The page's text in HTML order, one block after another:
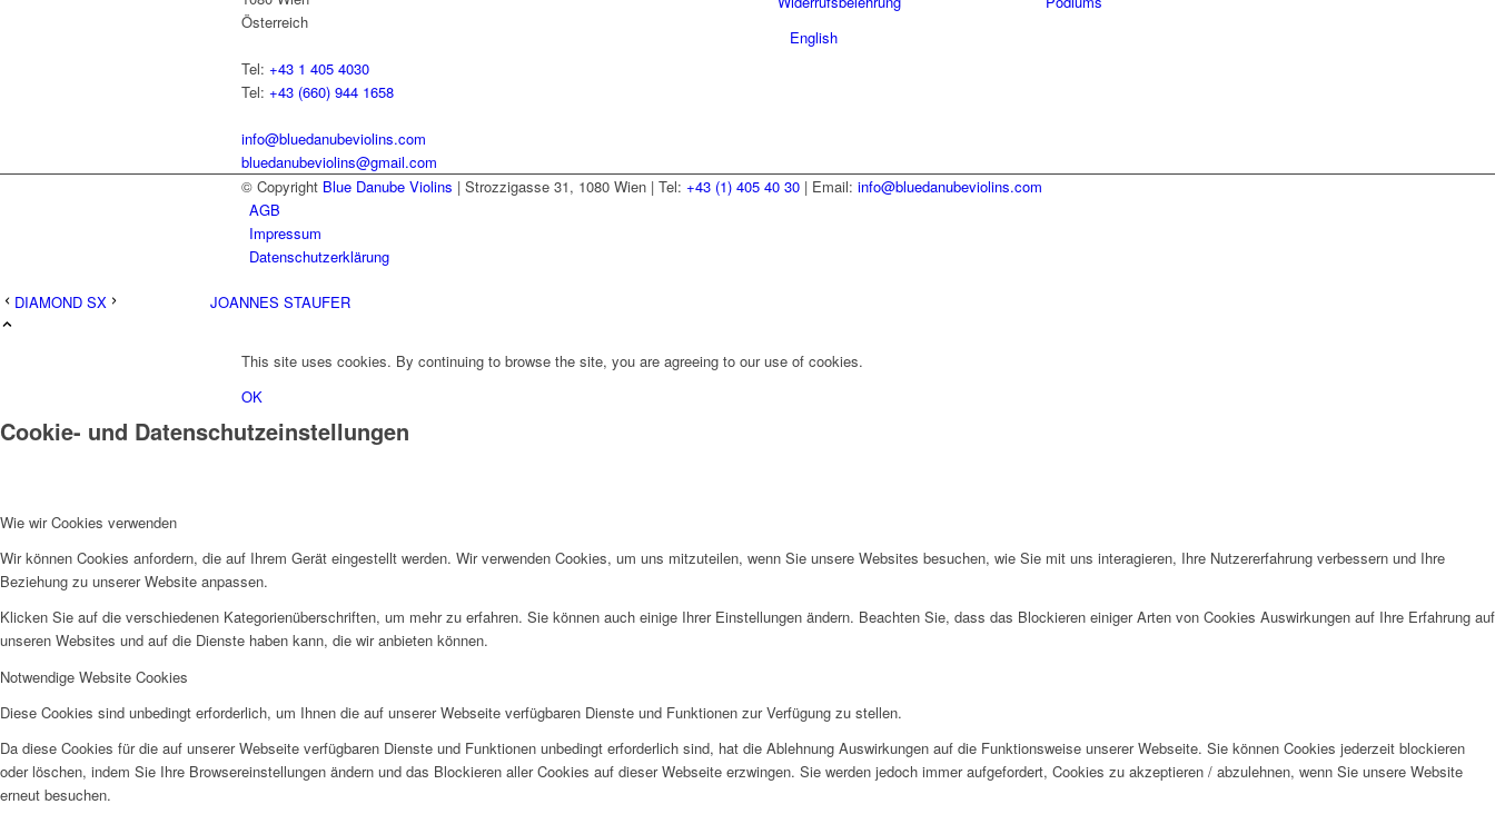
Österreich
Tel: +43 1 405 4030
Tel: +43 (660) 944 1658
info@bluedanubeviolins.com
bluedanubeviolins@gmail.com
English
© Copyright Blue Danube Violins | Strozzigasse 31, 1080 Wien | Tel: +43 (1) 405 40 30 | Email: info@bluedanubeviolins.com
AGB
Impressum
Datenschutzerklärung
DIAMOND SX JOANNES STAUFER
This site uses cookies. By continuing to browse the site, you are agreeing to our use of cookies.
OK
Cookie- und Datenschutzeinstellungen
Wie wir Cookies verwenden
Wir können Cookies anfordern, die auf Ihrem Gerät eingestellt werden. Wir verwenden Cookies, um uns mitzuteilen, wenn Sie unsere Websites besuchen, wie Sie mit uns interagieren, Ihre Nutzererfahrung verbessern und Ihre
Beziehung zu unserer Website anpassen.
Klicken Sie auf die verschiedenen Kategorienüberschriften, um mehr zu erfahren. Sie können auch einige Ihrer Einstellungen ändern. Beachten Sie, dass das Blockieren einiger Arten von Cookies Auswirkungen auf Ihre Erfahrung auf
unseren Websites und auf die Dienste haben kann, die wir anbieten können.
Notwendige Website Cookies
Diese Cookies sind unbedingt erforderlich, um Ihnen die auf unserer Webseite verfügbaren Dienste und Funktionen zur Verfügung zu stellen.
Da diese Cookies für die auf unserer Webseite verfügbaren Dienste und Funktionen unbedingt erforderlich sind, hat die Ablehnung Auswirkungen auf die Funktionsweise unserer Webseite. Sie können Cookies jederzeit blockieren
oder löschen, indem Sie Ihre Browsereinstellungen ändern und das Blockieren aller Cookies auf dieser Webseite erzwingen. Sie werden jedoch immer aufgefordert, Cookies zu akzeptieren / abzulehnen, wenn Sie unsere Website
erneut besuchen.